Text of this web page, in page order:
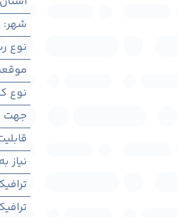
شهر:
نوع
نوع
جهت
نیاز